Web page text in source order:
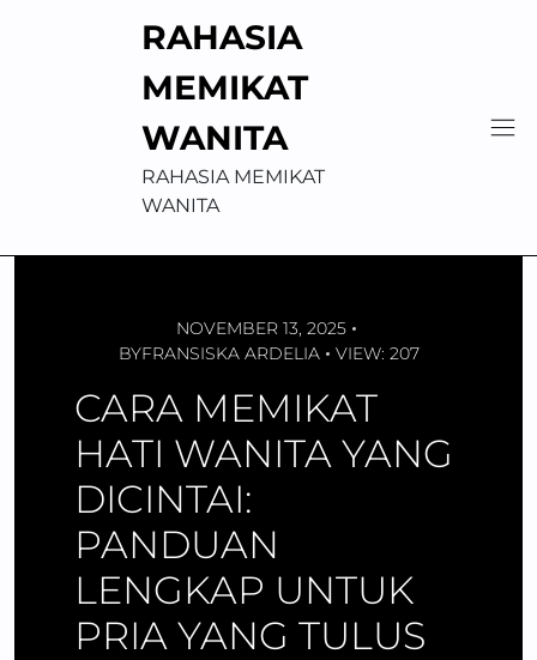
RAHASIA
MEMIKAT
WANITA
RAHASIA MEMIKAT
WANITA
NOVEMBER 13, 2025
BYFRANSISKA ARDELIA VIEW: 207
CARA MEMIKAT
HATI WANITA YANG
DICINTAI:
PANDUAN
LENGKAP UNTUK
PRIA YANG TULUS